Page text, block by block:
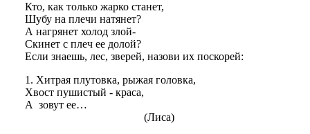
Кто, как только жарко станет,
Шубу на плечи натянет?
А нагрянет холод злой-
Скинет с плеч ее долой?
Если знаешь, лес, зверей, назови их поскорей:
1. Хитрая плутовка, рыжая головка,
Хвост пушистый - краса,
А зовут ее…
(Лиса)